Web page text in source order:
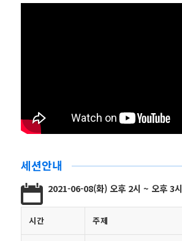
세션안내
2021-06-08(화) 오후 2시 ~ 오후 3시
시간 주제